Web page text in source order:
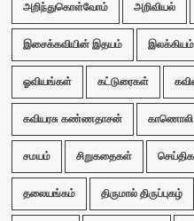
அறிந்துகொள்வோம் அறிவியல்
இசைக்கவியின் இதயம் இலக்கியம்
ஓவியங்கள் கட்டுரைகள்
கவியரசு கண்ணதாசன் காணொலி
சமயம் சிறுகதைகள்
தலையங்கம் திருமால் திருப்புகழ்